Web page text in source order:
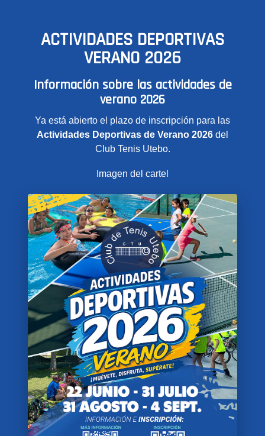
ACTIVIDADES DEPORTIVAS
VERANO 2026
Información sobre las actividades de
verano 2026
Ya está abierto el plazo de inscripción para las
Actividades Deportivas de Verano 2026 del
Club Tenis Utebo.
Imagen del cartel